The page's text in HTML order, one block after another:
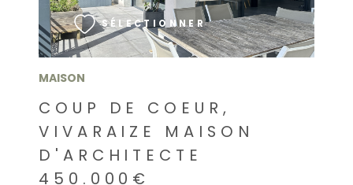
MAISON
COUP DE COEUR,
VIVARAIZE MAISON
D'ARCHITECTE
450.000€
SÉLECTIONNER